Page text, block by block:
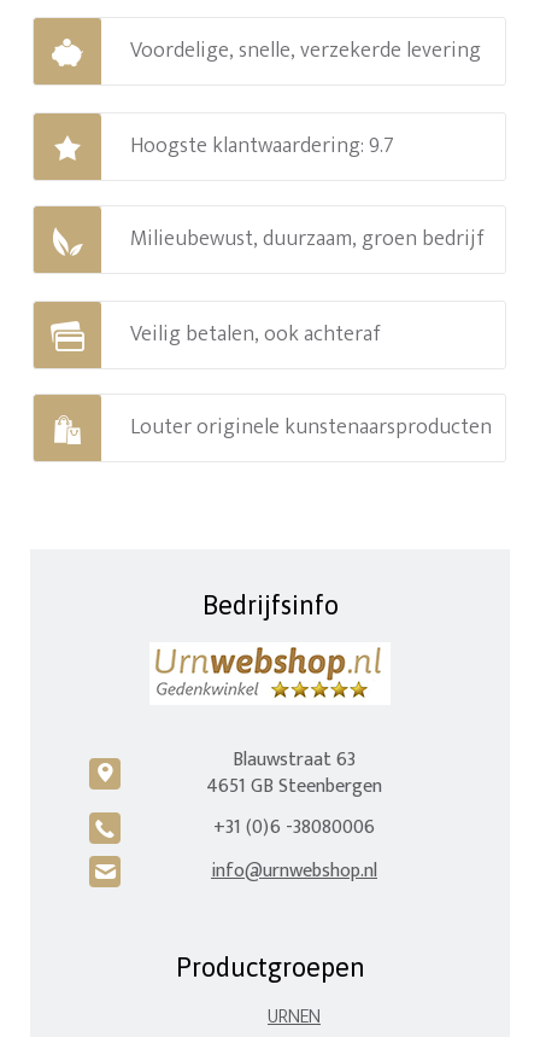
Voordelige, snelle, verzekerde levering
Hoogste klantwaardering: 9.7
Milieubewust, duurzaam, groen bedrijf
Veilig betalen, ook achteraf
Louter originele kunstenaarsproducten
Bedrijfsinfo
c
Blauwstraat 63
4651 GB Steenbergen
A +31 (0)6 -38080006
H info@urnwebshop.nl
Productgroepen
URNEN